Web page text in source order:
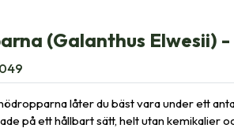
(Galanthus Elwesii) -
låter du bäst vara under ett
på ett hållbart sätt, helt utan kemikalier